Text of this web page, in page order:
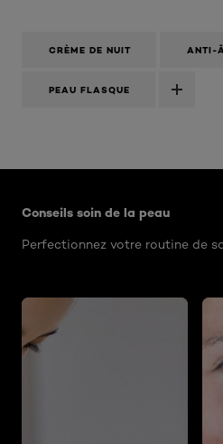
CRÈME DE NUIT ANTI-
PEAU FLASQUE
Conseils soin de la peau
Perfectionnez votre routine de